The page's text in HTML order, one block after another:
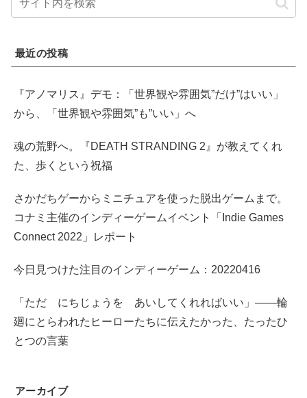
最近の投稿
『アノマリス』デモ：「世界観や雰囲気”だけ”はいい」
から、「世界観や雰囲気”も”いい」へ
魂の荒野へ。『DEATH STRANDING 2』が教えてくれ
た、歩くという祝福
さかだちゲーからミニチュアを使った脱出ゲームまで。
コナミ主催のインディーゲームイベント「Indie Games
Connect 2022」レポート
今日見つけた注目のインディーゲーム：20220416
「ただ にちじょうを あいしてくれればいい」――輪
廻にとらわれたヒーローたちに伝えたかった、たったひ
とつの言葉
アーカイブ